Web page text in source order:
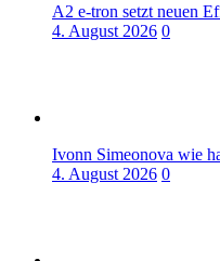
A2 e-tron setzt neuen
4. August 2026 0
Ivonn Simeonova wie
4. August 2026 0